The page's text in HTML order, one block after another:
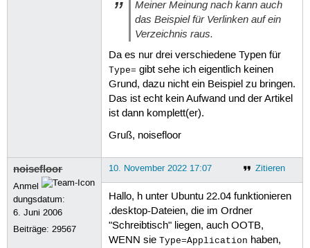
Meiner Meinung nach kann auch
das Beispiel für Verlinken auf ein
Verzeichnis raus.
Da es nur drei verschiedene Typen für
Type= gibt sehe ich eigentlich keinen
Grund, dazu nicht ein Beispiel zu bringen.
Das ist echt kein Aufwand und der Artikel
ist dann komplett(er).
Gruß, noisefloor
noisefloor
Anmel
dungsdatum:
6. Juni 2006
Beiträge:29567
Zitieren
10. November 2022 17:07
Hallo, h unter Ubuntu 22.04 funktionieren
.desktop-Dateien, die im Ordner
"Schreibtisch" liegen, auch OOTB,
WENN sie Type=Application haben,